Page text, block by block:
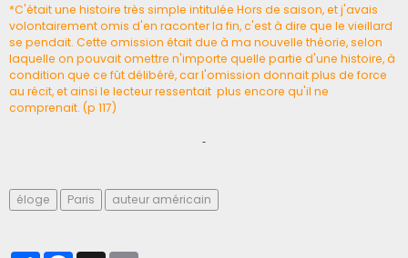
*C'était une histoire très simple intitulée Hors de saison, et j'avais
volontairement omis d'en raconter la fin, c'est à dire que le vieillard
se pendait. Cette omission était due à ma nouvelle théorie, selon
laquelle on pouvait omettre n'importe quelle partie d'une histoire, à
condition que ce fût délibéré, car l'omission donnait plus de force
au récit, et ainsi le lecteur ressentait plus encore qu'il ne
comprenait. (p 117)
éloge Paris auteur américain